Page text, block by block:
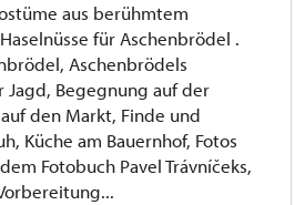
aus berühmtem
für Aschenbrödel .
Aschenbrödels
Jagd, Begegnung auf der
den Markt, Finde und
Küche am Bauernhof, Fotos
Fotobuch Pavel Trávníčeks,